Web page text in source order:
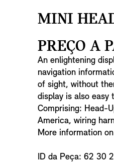
MINI
PREÇO A
An enlightening
navigation
of sight, without
display is also easy
Comprising: Head-
America, wiring
More information
ID da Peça: 62 30